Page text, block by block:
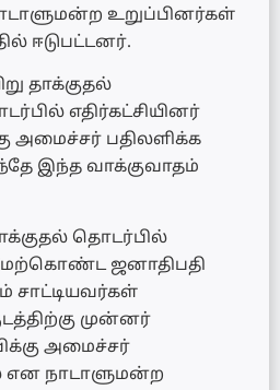
உறுப்பினர்கள்
ஈடுபட்டனர்.
தாக்குதல்
எதிர்கட்சியினர்
அமைச்சர் பதிலளிக்க
இந்த வாக்குவாதம்
தொடர்பில்
ஜனாதிபதி
சாட்டியவர்கள்
முன்னர்
அமைச்சர்
என நாடாளுமன்ற